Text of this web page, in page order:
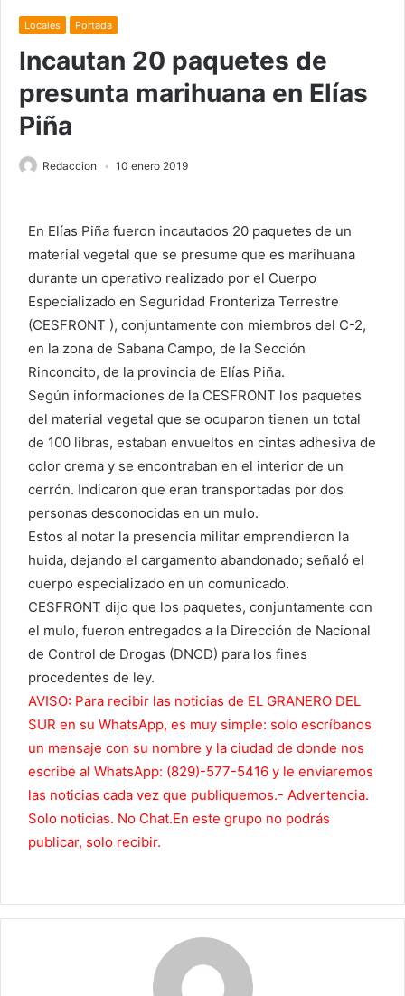
Locales Portada
Incautan 20 paquetes de
presunta marihuana en Elías
Piña
Redaccion 10 enero 2019
En Elías Piña fueron incautados 20 paquetes de un
material vegetal que se presume que es marihuana
durante un operativo realizado por el Cuerpo
Especializado en Seguridad Fronteriza Terrestre
(CESFRONT ), conjuntamente con miembros del C-2,
en la zona de Sabana Campo, de la Sección
Rinconcito, de la provincia de Elías Piña.
Según informaciones de la CESFRONT los paquetes
del material vegetal que se ocuparon tienen un total
de 100 libras, estaban envueltos en cintas adhesiva de
color crema y se encontraban en el interior de un
cerrón. Indicaron que eran transportadas por dos
personas desconocidas en un mulo.
Estos al notar la presencia militar emprendieron la
huida, dejando el cargamento abandonado; señaló el
cuerpo especializado en un comunicado.
CESFRONT dijo que los paquetes, conjuntamente con
el mulo, fueron entregados a la Dirección de Nacional
de Control de Drogas (DNCD) para los fines
procedentes de ley.
AVISO: Para recibir las noticias de EL GRANERO DEL
SUR en su WhatsApp, es muy simple: solo escríbanos
un mensaje con su nombre y la ciudad de donde nos
escribe al WhatsApp: (829)-577-5416 y le enviaremos
las noticias cada vez que publiquemos.- Advertencia.
Solo noticias. No Chat.En este grupo no podrás
publicar, solo recibir.